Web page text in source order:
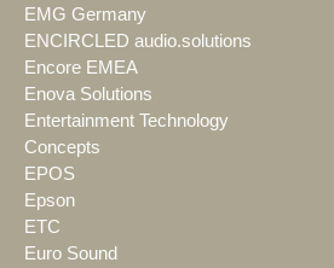
EMG Germany
ENCIRCLED audio.solutions
Encore EMEA
Enova Solutions
Entertainment Technology
Concepts
EPOS
Epson
ETC
Euro Sound